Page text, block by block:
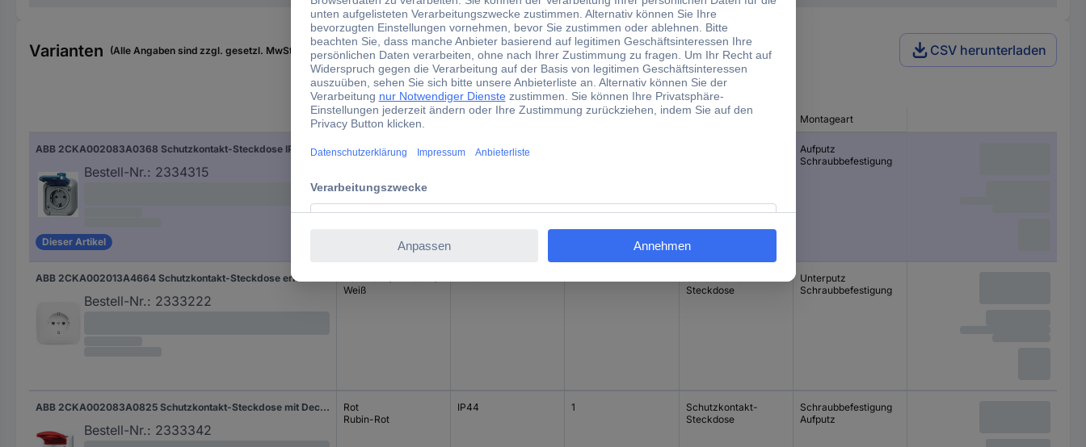
Varianten (Alle Angaben sind zzgl. gesetzl. MwSt., zzgl. Versand) CSV herunterladen
Herstellerfarbe Steckdosen Montageart
ABB 2CKA002083A0368 Schutzkontakt-Steckdose IP44 Blau, Enzianblau (RAL 5010)
Bestell-Nr.: 2334315
Dieser Artikel
Blau
Enzianblau (RAL
IP44
Aufputz
Schraubbefestigung
Bestell-Nr.: 2333222
Weiß
Steckdose
Unterputz
Schraubbefestigung
ABB 2CKA002083A0825 Schutzkontakt-Steckdose mit Deckel IP44 Rot, Rubin-Rot
Bestell-Nr.: 2333342
Rot
Rubin-Rot
IP44 1
Schutzkontakt-
Steckdose
Schraubbefestigung
Aufputz